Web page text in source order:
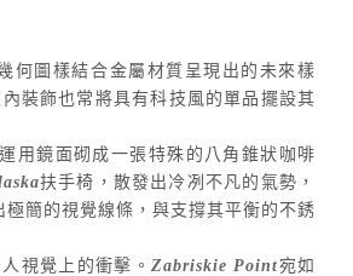
何圖樣結合金屬材質呈現出的未來樣
裝飾也常將具有科技風的單品擺設其
運用鏡面砌成一張特殊的八角錐狀咖啡
扶手椅，散發出冷冽不凡的氣勢，
極簡的視覺線條，與支撐其平衡的不銹
視覺上的衝擊。Zabriskie Point宛如